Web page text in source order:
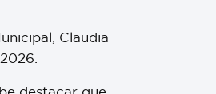
Claudia